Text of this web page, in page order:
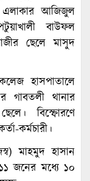
আজিজুল
বাউফল
ছেলে মাসুদ
হাসপাতালে
গাবতলী থানার
বিস্ফোরণে
কর্মচারী।
মাহমুদ হাসান
১১ জনের মধ্যে ১০